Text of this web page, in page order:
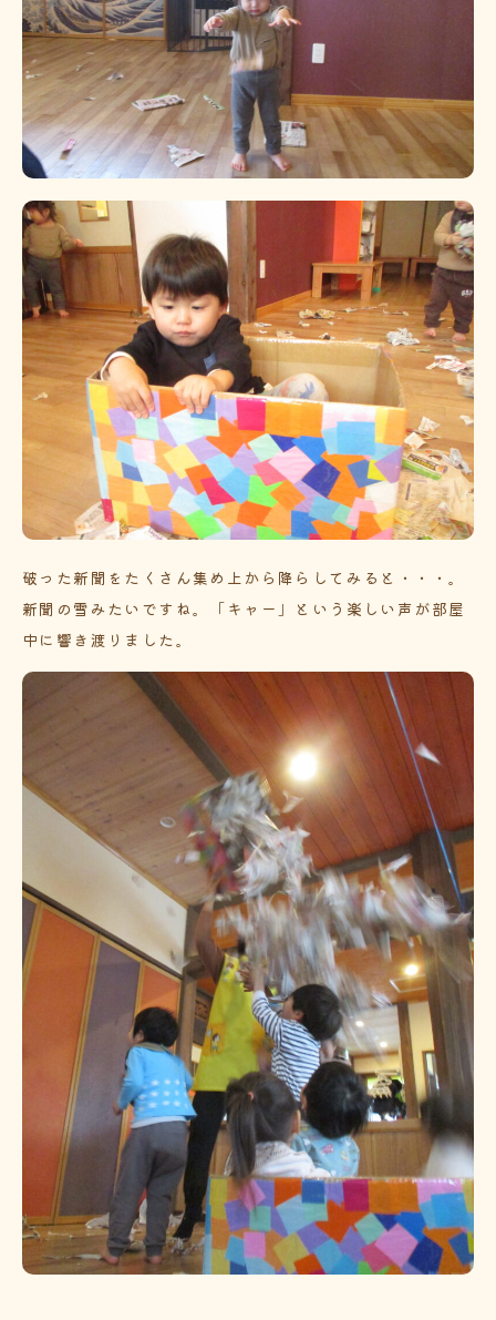
破った新聞をたくさん集め上から降らしてみると・・・。
新聞の雪みたいですね。「キャー」という楽しい声が部屋
中に響き渡りました。